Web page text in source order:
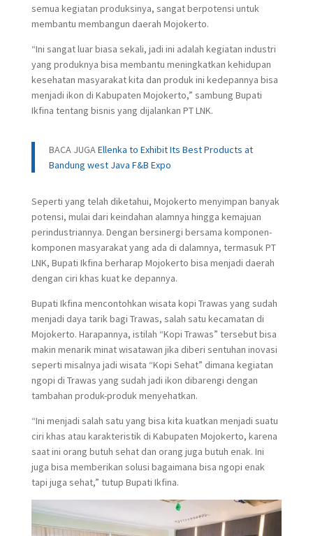
semua kegiatan produksinya, sangat berpotensi untuk
membantu membangun daerah Mojokerto.
“Ini sangat luar biasa sekali, jadi ini adalah kegiatan industri
yang produknya bisa membantu meningkatkan kehidupan
kesehatan masyarakat kita dan produk ini kedepannya bisa
menjadi ikon di Kabupaten Mojokerto,” sambung Bupati
Ikfina tentang bisnis yang dijalankan PT LNK.
BACA JUGAEllenka to Exhibit Its Best Products at
Bandung west Java F&B Expo
Seperti yang telah diketahui, Mojokerto menyimpan banyak
potensi, mulai dari keindahan alamnya hingga kemajuan
perindustriannya. Dengan bersinergi bersama komponen-
komponen masyarakat yang ada di dalamnya, termasuk PT
LNK, Bupati Ikfina berharap Mojokerto bisa menjadi daerah
dengan ciri khas kuat ke depannya.
Bupati Ikfina mencontohkan wisata kopi Trawas yang sudah
menjadi daya tarik bagi Trawas, salah satu kecamatan di
Mojokerto. Harapannya, istilah “Kopi Trawas” tersebut bisa
makin menarik minat wisatawan jika diberi sentuhan inovasi
seperti misalnya jadi wisata “Kopi Sehat” dimana kegiatan
ngopi di Trawas yang sudah jadi ikon dibarengi dengan
tambahan produk-produk menyehatkan.
“Ini menjadi salah satu yang bisa kita kuatkan menjadi suatu
ciri khas atau karakteristik di Kabupaten Mojokerto, karena
saat ini orang butuh sehat dan orang juga butuh enak. Ini
juga bisa memberikan solusi bagaimana bisa ngopi enak
tapi juga sehat,” tutup Bupati Ikfina.